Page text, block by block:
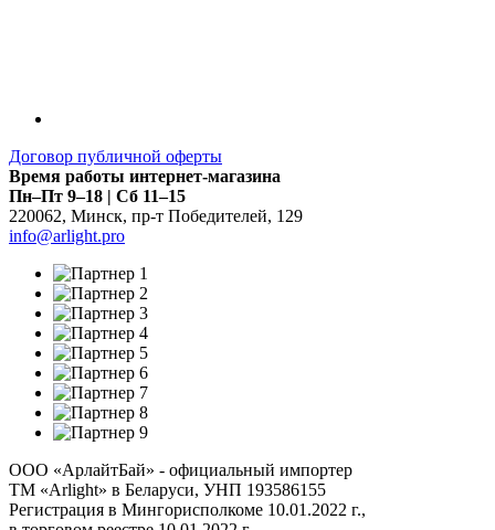
Договор публичной оферты
Время работы интернет-магазина
Пн–Пт 9–18 | Сб 11–15
220062, Минск, пр-т Победителей, 129
info@arlight.pro
ООО «АрлайтБай» - официальный импортер
ТМ «Arlight» в Беларуси, УНП 193586155
Регистрация в Мингорисполкоме 10.01.2022 г.,